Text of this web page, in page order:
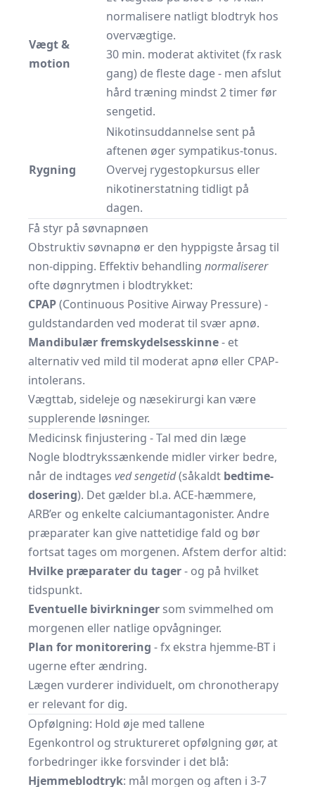
Vægt &
motion
normalisere natligt blodtryk hos
overvægtige.
30 min. moderat aktivitet (fx rask
gang) de fleste dage - men afslut
hård træning mindst 2 timer før
sengetid.
Rygning
Nikotinsuddannelse sent på
aftenen øger sympatikus-tonus.
Overvej rygestopkursus eller
nikotinerstatning tidligt på
dagen.
Få styr på søvnapnøen
Obstruktiv søvnapnø er den hyppigste årsag til
non-dipping. Effektiv behandling normaliserer
ofte døgnrytmen i blodtrykket:
CPAP(Continuous Positive Airway Pressure) -
guldstandarden ved moderat til svær apnø.
Mandibulær fremskydelsesskinne- et
alternativ ved mild til moderat apnø eller CPAP-
intolerans.
Vægttab, sideleje og næsekirurgi kan være
supplerende løsninger.
Medicinsk finjustering - Tal med din læge
Nogle blodtrykssænkende midler virker bedre,
når de indtages ved sengetid(såkaldt bedtime-
dosering). Det gælder bl.a. ACE-hæmmere,
ARB’er og enkelte calciumantagonister. Andre
præparater kan give nattetidige fald og bør
fortsat tages om morgenen. Afstem derfor altid:
Hvilke præparater du tager- og på hvilket
tidspunkt.
Eventuelle bivirkninger som svimmelhed om
morgenen eller natlige opvågninger.
Plan for monitorering - fx ekstra hjemme-BT i
ugerne efter ændring.
Lægen vurderer individuelt, om chronotherapy
er relevant for dig.
Opfølgning: Hold øje med tallene
Egenkontrol og struktureret opfølgning gør, at
forbedringer ikke forsvinder i det blå:
Hjemmeblodtryk: mål morgen og aften i 3-7